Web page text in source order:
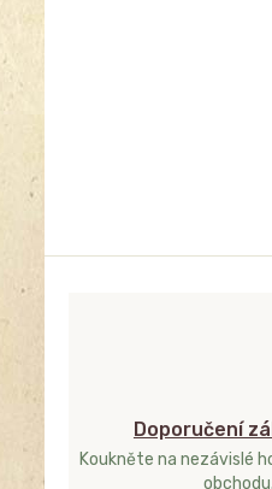
Doporučení
Koukněte na nezávislé
obchodu.